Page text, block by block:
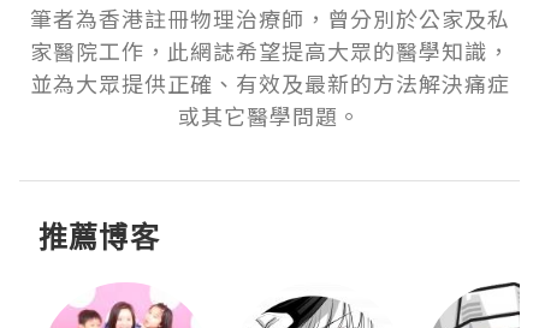
筆者為香港註冊物理治療師，曾分別於公家及私
家醫院工作，此網誌希望提高大眾的醫學知識，
並為大眾提供正確、有效及最新的方法解決痛症
或其它醫學問題。
推薦博客